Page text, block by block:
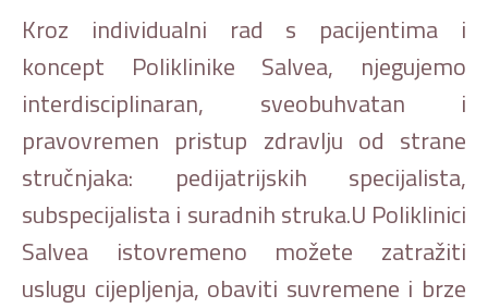
Kroz individualni rad s pacijentima i
koncept Poliklinike Salvea, njegujemo
interdisciplinaran, sveobuhvatan i
pravovremen pristup zdravlju od strane
stručnjaka: pedijatrijskih specijalista,
subspecijalista i suradnih struka.U Poliklinici
Salvea istovremeno možete zatražiti
uslugu cijepljenja, obaviti suvremene i brze